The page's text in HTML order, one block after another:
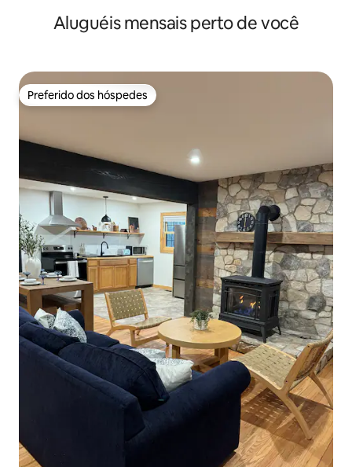
Aluguéis mensais perto de você
Preferido dos hóspedes
Preferido dos hóspedes